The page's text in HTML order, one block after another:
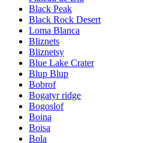
Black Peak
Black Rock Desert
Loma Blanca
Bliznets
Bliznetsy
Blue Lake Crater
Blup Blup
Bobrof
Bogatyr ridge
Bogoslof
Boina
Boisa
Bola